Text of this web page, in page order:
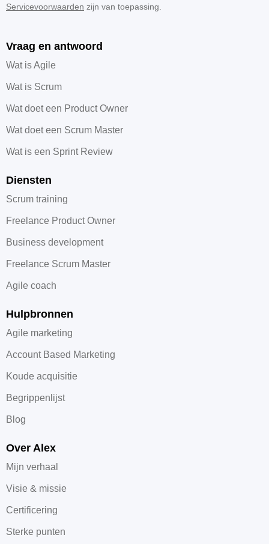
Servicevoorwaarden zijn van toepassing.
Vraag en antwoord
Wat is Agile
Wat is Scrum
Wat doet een Product Owner
Wat doet een Scrum Master
Wat is een Sprint Review
Diensten
Scrum training
Freelance Product Owner
Business development
Freelance Scrum Master
Agile coach
Hulpbronnen
Agile marketing
Account Based Marketing
Koude acquisitie
Begrippenlijst
Blog
Over Alex
Mijn verhaal
Visie & missie
Certificering
Sterke punten